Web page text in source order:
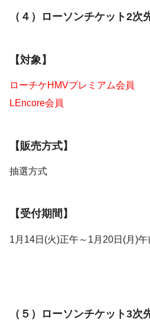
（４）ローソンチケット2次
【対象】
ローチケHMVプレミアム会員
LEncore会員
【販売方式】
抽選方式
【受付期間】
1月14日(火)正午～1月20日(月)午
（５）ローソンチケット3次